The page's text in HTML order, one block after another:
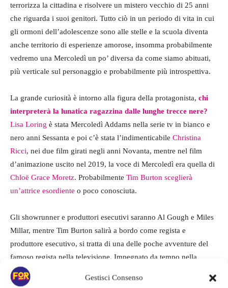
Gestisci Consenso
terrorizza la cittadina e risolvere un mistero vecchio di 25 anni
che riguarda i suoi genitori. Tutto ciò in un periodo di vita in cui
gli ormoni dell’adolescenze sono alle stelle e la scuola diventa
anche territorio di esperienze amorose, insomma probabilmente
vedremo una Mercoledì un po’ diversa da come siamo abituati,
più verticale sul personaggio e probabilmente più introspettiva.
La grande curiosità è intorno alla figura della protagonista, chi
interpreterà la lunatica ragazzina dalle lunghe trecce nere?
Lisa Loring è stata Mercoledì Addams nella serie tv in bianco e
nero anni Sessanta e poi c’è stata l’indimenticabile Christina
Ricci, nei due film girati negli anni Novanta, mentre nel film
d’animazione uscito nel 2019, la voce di Mercoledì era quella di
Chloë Grace Moretz. Probabilmente Tim Burton sceglierà
un’attrice esordiente o poco conosciuta.
Gli showrunner e produttori esecutivi saranno Al Gough e Miles
Millar, mentre Tim Burton salirà a bordo come regista e
produttore esecutivo, si tratta di una delle poche avventure del
famoso regista nella televisione. Impegnato da tempo nella
preparazione di Beetlejuice 2, il regista di Edward mani di
forbice e Mars Attack ha diretto alcuni episodi di Alfred